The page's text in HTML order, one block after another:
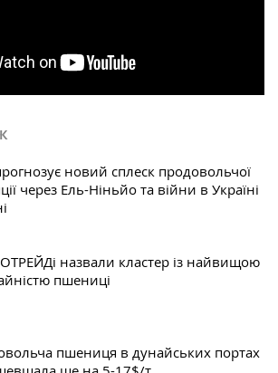
новий сплеск продовольчої
через Ель-Ніньйо та війни в Україні
назвали кластер із найвищою
пшениці
пшениця в дунайських портах